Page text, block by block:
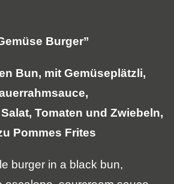
Burger”
Bun, mit Gemüseplätzli,
Tomaten und Zwiebeln,
Pommes Frites
burger in a black bun,